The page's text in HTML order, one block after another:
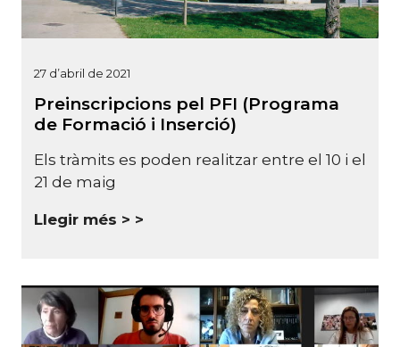
27 d’abril de 2021
Preinscripcions pel PFI (Programa
de Formació i Inserció)
Els tràmits es poden realitzar entre el 10 i el
21 de maig
Llegir més >